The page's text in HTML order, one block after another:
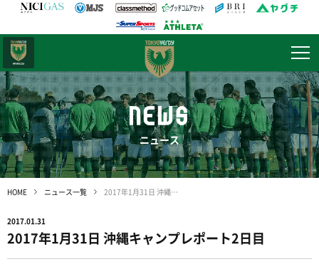
NEWS
ニュース
HOME ニュース一覧 2017年1月31日 沖縄キャンプレポート2日目
2017.01.31
2017年1月31日 沖縄キャンプレポート2日目